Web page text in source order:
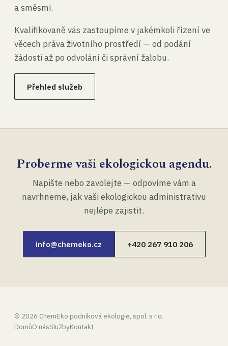
a směsmi.
Kvalifikovaně vás zastoupíme v jakémkoli řízení ve
věcech práva životního prostředí — od podání
žádosti až po odvolání či správní žalobu.
Přehled služeb
Proberme vaši ekologickou agendu.
Napište nebo zavolejte — odpovíme vám a
navrhneme, jak vaši ekologickou administrativu
nejlépe zajistit.
info@chemeko.cz +420 267 910 206
© 2026 ChemEko podniková ekologie, spol. s r.o.
DomůO násSlužbyKontakt